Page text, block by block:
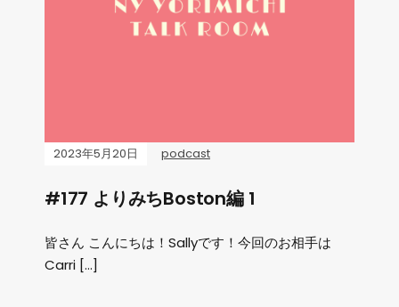
2023年5月20日 podcast
#177 よりみちBoston編 1
皆さん こんにちは！Sallyです！今回のお相手は
Carri […]